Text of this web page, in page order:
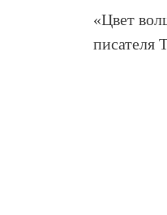
«Цвет
писателя